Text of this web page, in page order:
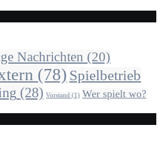
Nachrichten (20)
(78) Spielbetrieb
(28) Vorstand (1) Wer spielt wo?